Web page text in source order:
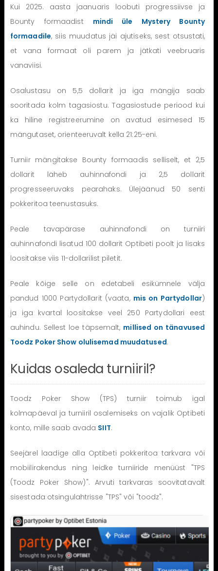
Kui 2025. aasta jaanuaris loobuti progressiivse ja
Bounty formaadist mindi üle Mystery Bounty
formaadile, siis muudatus jäi ajutiseks, sest otsustati,
et vana formaat oli parem ja jätkati veebruaris
vanaviisi.
Osalustasu on 5,5 dollarit ja iga mängija saab
sooritada kolm tagasiostu. Tagasiostude periood kui
ka hiline registreerumine on avatud esimesed 15
mängutaset, orienteeruvalt kella 21:25-eni.
Turniir mängitakse Bounty formaadis selliselt, et 2,5
dollarit läheb auhinnafondi ja 2,5 dollarit
progresseeruvaks pearahaks. Ülejäänud 50 senti
pokkeritoa teenustasuks.
Peale tavapärase auhinnafondi on turniiri
auhinnafondi lisatud 100 dollarit Optibeti poolt ja lisaks
loositakse viis 11-dollarilist piletit.
Peale kõige selle on edetabeli esikümnele välja
pandud 1000 Partydollarit (vaata, mis on Partydollar)
ja iga kvartal loositakse veel 250 Partydollari eest
auhindu. Sellest loe täpsemalt, millised on tänavused
Toodz Poker Show olulisemad muudatused.
Kuidas osaleda turniiril?
Toodz Poker Show (TPS) turniir toimub igal
kolmapäeval ja turniiril osalemiseks on vajalik Optibeti
konto, mille saab avada SIIT.
Seejärel laadige alla Optibeti pokkeritoa tarkvara või
mobiilirakendus ning leidke turniiride menüüst "TPS
(Toodz Poker Show)". Arvuti tarkvaras soovitatavalt
sisestada otsingulahtrisse "TPS" või "toodz".